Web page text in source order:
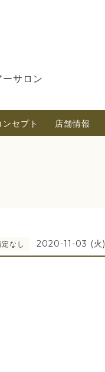
サロン
ンセプト 店舗情報
なし 2020-11-03 (火)